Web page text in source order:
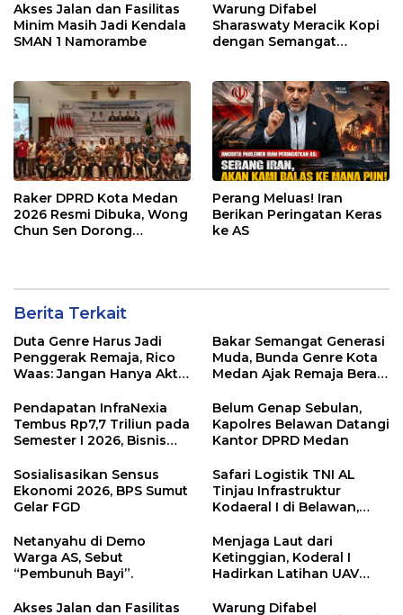
Akses Jalan dan Fasilitas
Minim Masih Jadi Kendala
SMAN 1 Namorambe
Warung Difabel
Sharaswaty Meracik Kopi
dengan Semangat
Raker DPRD Kota Medan
2026 Resmi Dibuka, Wong
Chun Sen Dorong
Perang Meluas! Iran
Berikan Peringatan Keras
ke AS
Berita Terkait
Duta Genre Harus Jadi
Penggerak Remaja, Rico
Waas: Jangan Hanya Aktif
Bakar Semangat Generasi
Muda, Bunda Genre Kota
Medan Ajak Remaja Berani
Pendapatan InfraNexia
Tembus Rp7,7 Triliun pada
Semester I 2026, Bisnis
Persen
Belum Genap Sebulan,
Kapolres Belawan Datangi
Kantor DPRD Medan
Sosialisasikan Sensus
Ekonomi 2026, BPS Sumut
Gelar FGD
Safari Logistik TNI AL
Tinjau Infrastruktur
Kodaeral I di Belawan,
Operasional
Netanyahu di Demo
Warga AS, Sebut
“Pembunuh Bayi”.
Menjaga Laut dari
Ketinggian, Koderal I
Hadirkan Latihan UAV
Akses Jalan dan Fasilitas
Warung Difabel